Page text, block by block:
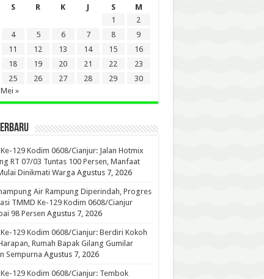
S R K J S
M
1
2
4 5 6 7 8
9
11 12 13 14 15
16
18 19 20 21 22
23
25 26 27 28 29
30
Mei »
129 Kodim 0608/Cianjur: Jalan Hotmix
RT 07/03 Tuntas 100 Persen, Manfaat
Dinikmati Warga Agustus 7, 2026
Air Rampung Diperindah, Progres
TMMD Ke-129 Kodim 0608/Cianjur
98 Persen Agustus 7, 2026
129 Kodim 0608/Cianjur: Berdiri Kokoh
Rumah Bapak Gilang Gumilar
Sempurna Agustus 7, 2026
129 Kodim 0608/Cianjur: Tembok